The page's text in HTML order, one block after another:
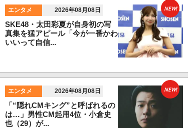
エンタメ 2026年08月08日
SKE48・太田彩夏が自身初の写
真集を猛アピール「今が一番かわ
いいって自信...
NEW!
エンタメ 2026年08月08日
「“隠れCMキング”と呼ばれるの
は…」男性CM起用4位・小倉史
也（29）が...
NEW!